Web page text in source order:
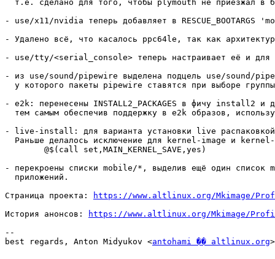
т.е. сделано для того, чтобы plymouth не приезжал в
- use/x11/nvidia теперь добавляет в
- Удалено всё, что касалось ppc64le, так как
- use/tty/<serial_console> теперь настраивает её и
- из use/sound/pipewire выделена подцель use/sound/
у которого пакеты pipewire ставятся при выборе
- e2k: перенесены INSTALL2_PACKAGES в фичу install2
тем самым обеспечив поддержку в e2k образов,
- live-install: для варианта установки live распаковкой
Раньше делалось исключение для kernel-image и
- перекроены списки mobile/*, выделив ещё один список
  приложений.
Страница проекта:
https://www.altlinux.org/Mkimage/
История анонсов:
https://www.altlinux.org/Mkimage/
--
best regards, Anton Midyukov <antohami �� altlinux.org>